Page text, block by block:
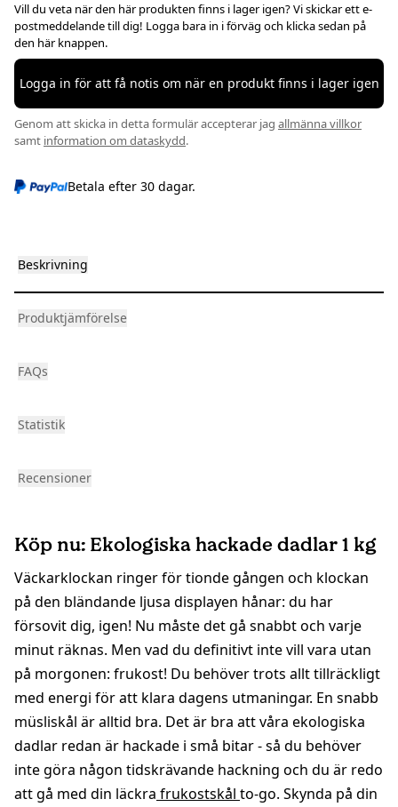
Vill du veta när den här produkten finns i lager igen? Vi skickar ett e-
postmeddelande till dig! Logga bara in i förväg och klicka sedan på
den här knappen.
Logga in för att få notis om när en produkt finns i lager igen
Genom att skicka in detta formulär accepterar jag allmänna villkor
samt information om dataskydd.
Betala efter 30 dagar.
Beskrivning
Produktjämförelse
FAQs
Statistik
Recensioner
Köp nu: Ekologiska hackade dadlar 1 kg
Väckarklockan ringer för tionde gången och klockan
på den bländande ljusa displayen hånar: du har
försovit dig, igen! Nu måste det gå snabbt och varje
minut räknas. Men vad du definitivt inte vill vara utan
på morgonen: frukost! Du behöver trots allt tillräckligt
med energi för att klara dagens utmaningar. En snabb
müsliskål är alltid bra. Det är bra att våra ekologiska
dadlar redan är hackade i små bitar - så du behöver
inte göra någon tidskrävande hackning och du är redo
att gå med din läckra frukostskål to-go. Skynda på din